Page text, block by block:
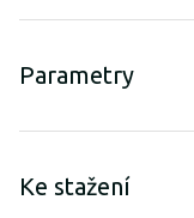
Parametry
Ke stažení